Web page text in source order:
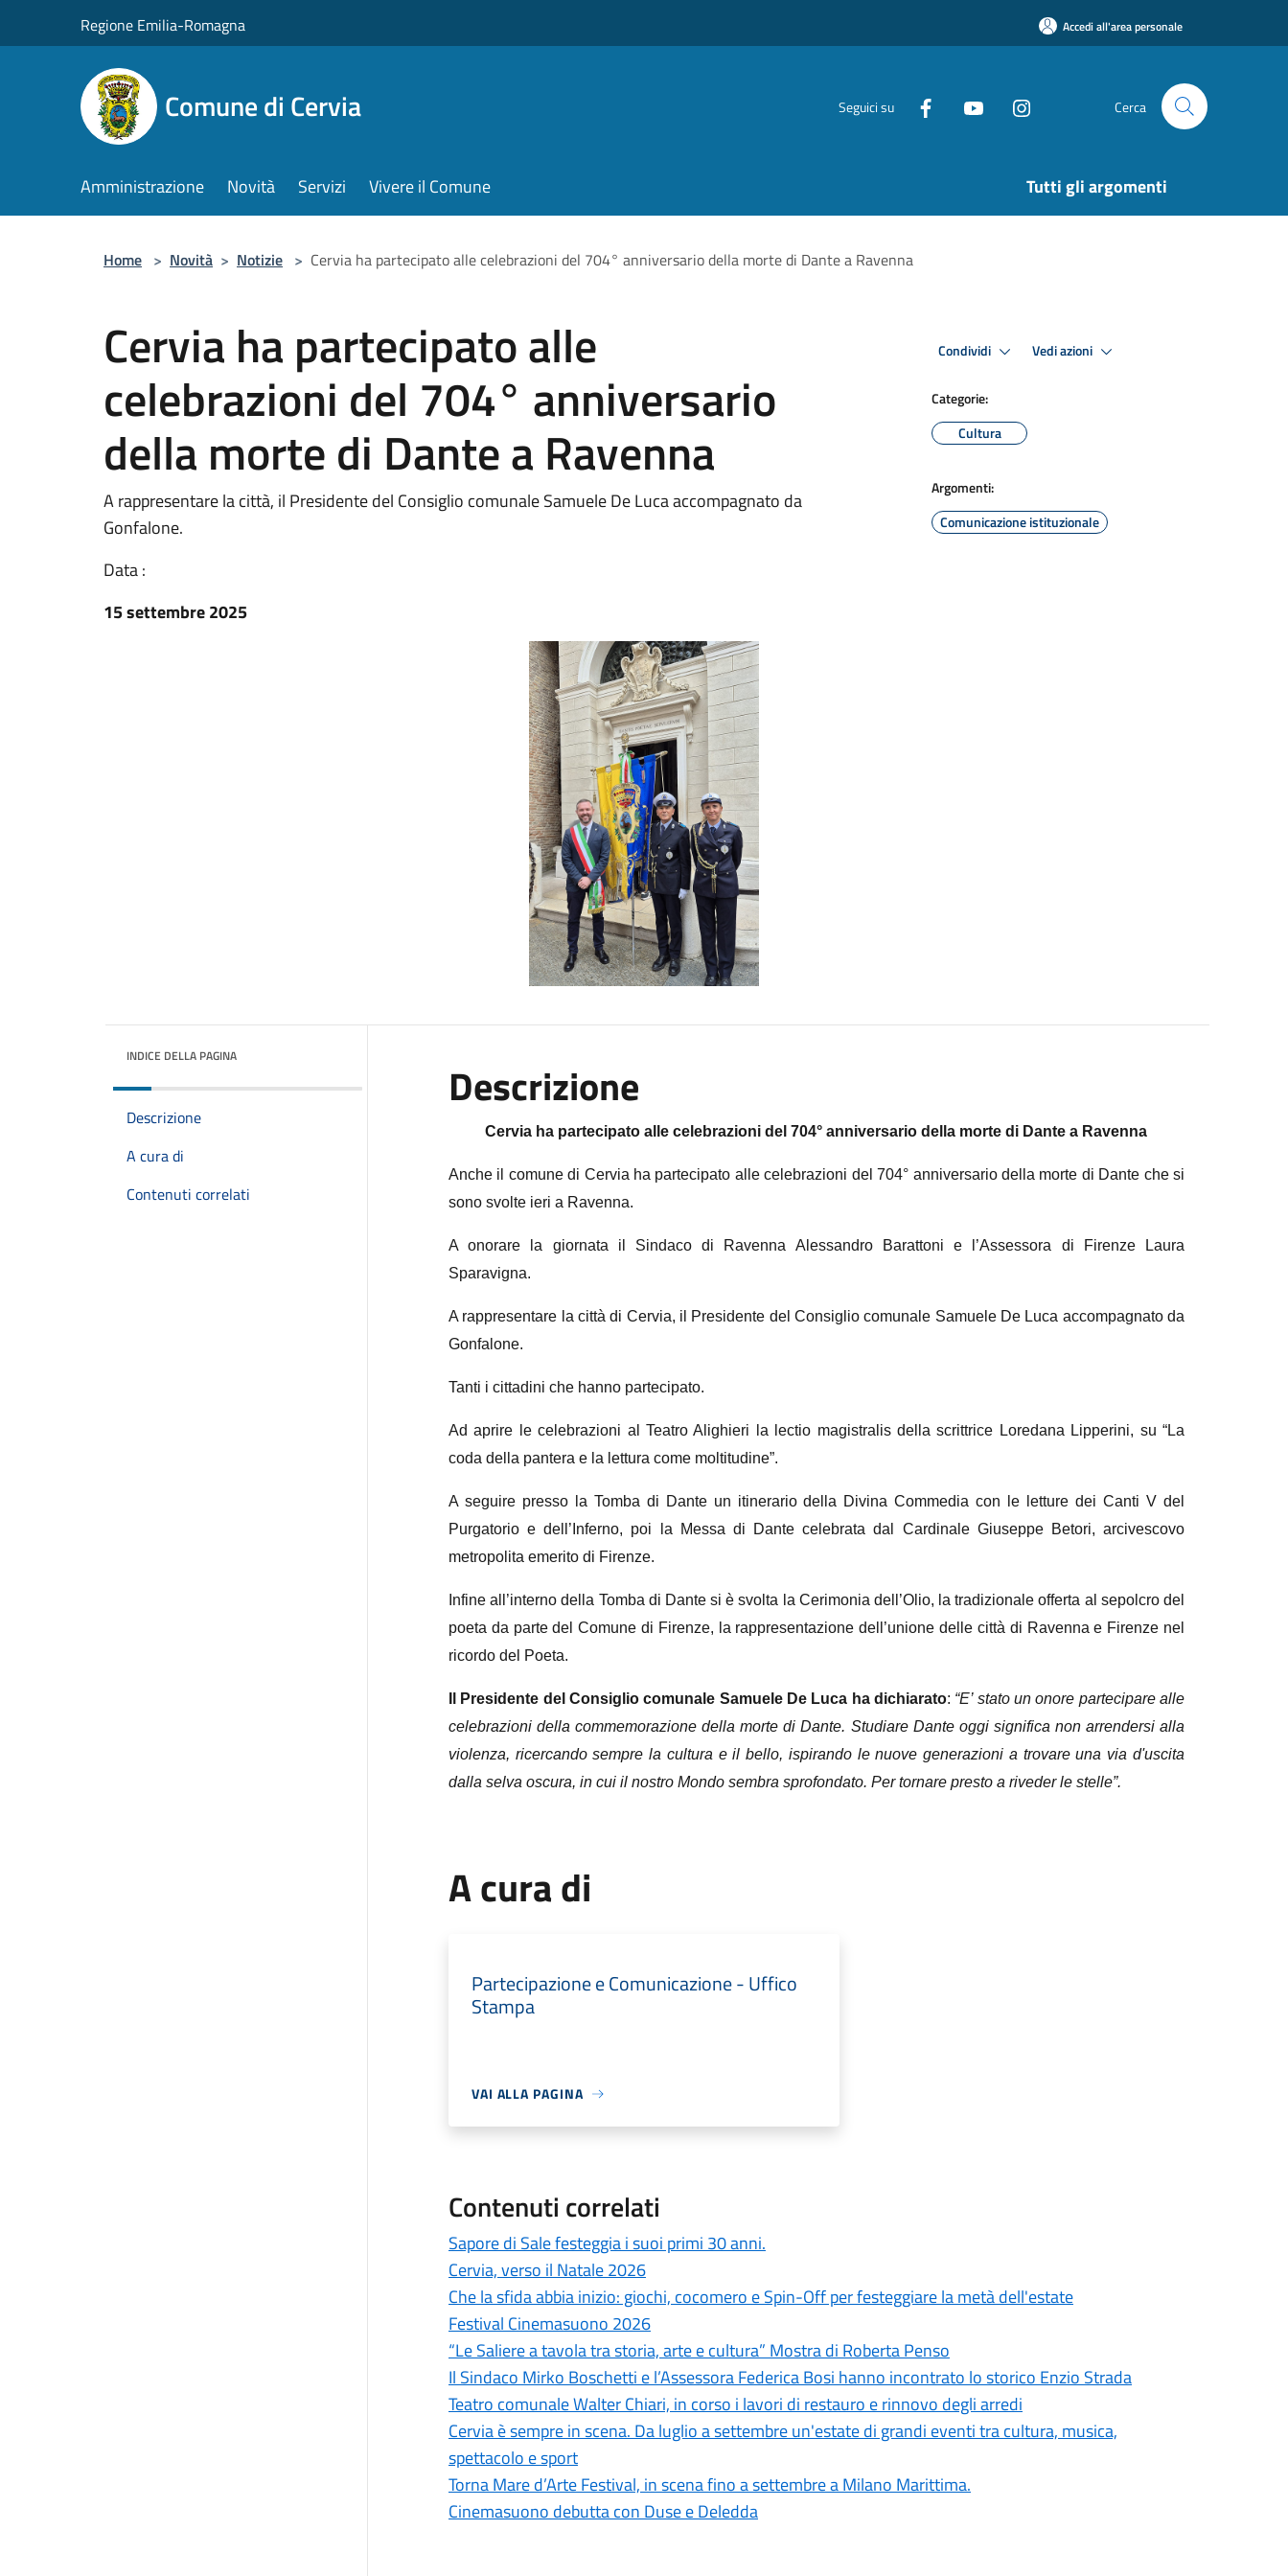
Regione Emilia-Romagna Accedi all'area personale
Comune di Cervia Seguici su Cerca
Amministrazione Novità Servizi Vivere il Comune Tutti gli argomenti
Home > Novità > Notizie > Cervia ha partecipato alle celebrazioni del 704° anniversario della morte di Dante a Ravenna
Cervia ha partecipato alle
celebrazioni del 704° anniversario
della morte di Dante a Ravenna
A rappresentare la città, il Presidente del Consiglio comunale Samuele De Luca accompagnato da
Gonfalone.
Data :
15 settembre 2025
Condividi Vedi azioni
Categorie:
Cultura
Argomenti:
Comunicazione istituzionale
INDICE DELLA PAGINA
Descrizione
A cura di
Contenuti correlati
Descrizione
Cervia ha partecipato alle celebrazioni del 704° anniversario della morte di Dante a Ravenna
Anche il comune di Cervia ha partecipato alle celebrazioni del 704° anniversario della morte di Dante che si
sono svolte ieri a Ravenna.
A onorare la giornata il Sindaco di Ravenna Alessandro Barattoni e l’Assessora di Firenze Laura
Sparavigna.
A rappresentare la città di Cervia, il Presidente del Consiglio comunale Samuele De Luca accompagnato da
Gonfalone.
Tanti i cittadini che hanno partecipato.
Ad aprire le celebrazioni al Teatro Alighieri la lectio magistralis della scrittrice Loredana Lipperini, su “La
coda della pantera e la lettura come moltitudine”.
A seguire presso la Tomba di Dante un itinerario della Divina Commedia con le letture dei Canti V del
Purgatorio e dell’Inferno, poi la Messa di Dante celebrata dal Cardinale Giuseppe Betori, arcivescovo
metropolita emerito di Firenze.
Infine all’interno della Tomba di Dante si è svolta la Cerimonia dell’Olio, la tradizionale offerta al sepolcro del
poeta da parte del Comune di Firenze, la rappresentazione dell’unione delle città di Ravenna e Firenze nel
ricordo del Poeta.
Il Presidente del Consiglio comunale Samuele De Luca ha dichiarato: “E’ stato un onore partecipare alle
celebrazioni della commemorazione della morte di Dante. Studiare Dante oggi significa non arrendersi alla
violenza, ricercando sempre la cultura e il bello, ispirando le nuove generazioni a trovare una via d'uscita
dalla selva oscura, in cui il nostro Mondo sembra sprofondato. Per tornare presto a riveder le stelle”.
A cura di
Partecipazione e Comunicazione - Uffico
Stampa
VAI ALLA PAGINA
Contenuti correlati
Sapore di Sale festeggia i suoi primi 30 anni.
Cervia, verso il Natale 2026
Che la sfida abbia inizio: giochi, cocomero e Spin-Off per festeggiare la metà dell'estate
Festival Cinemasuono 2026
“Le Saliere a tavola tra storia, arte e cultura” Mostra di Roberta Penso
Il Sindaco Mirko Boschetti e l’Assessora Federica Bosi hanno incontrato lo storico Enzio Strada
Teatro comunale Walter Chiari, in corso i lavori di restauro e rinnovo degli arredi
Cervia è sempre in scena. Da luglio a settembre un'estate di grandi eventi tra cultura, musica,
spettacolo e sport
Torna Mare d’Arte Festival, in scena fino a settembre a Milano Marittima.
Cinemasuono debutta con Duse e Deledda